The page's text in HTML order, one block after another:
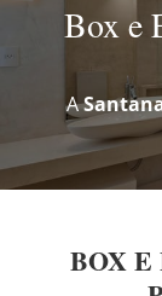
Box e
A
BOX E